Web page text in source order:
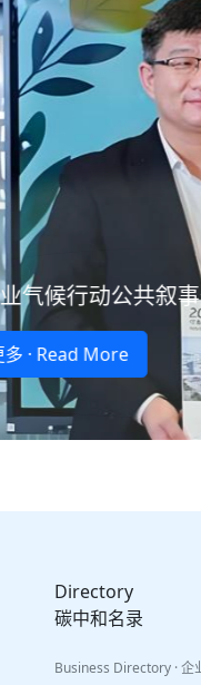
people
跑赢“黄金四分钟”
Directory
碳中和名录
Business Directory · 企